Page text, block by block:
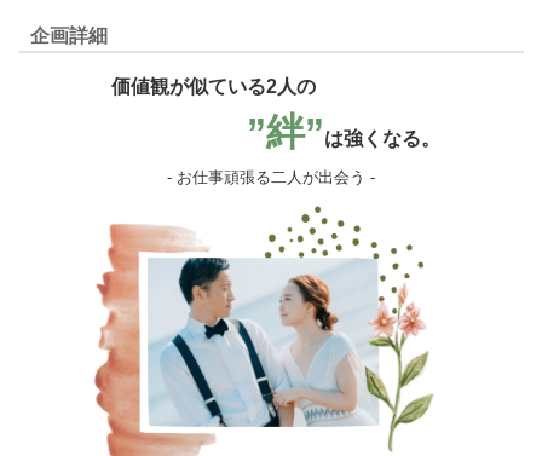
企画詳細
価値観が似ている2人の
”絆”は強くなる。
- お仕事頑張る二人が出会う -